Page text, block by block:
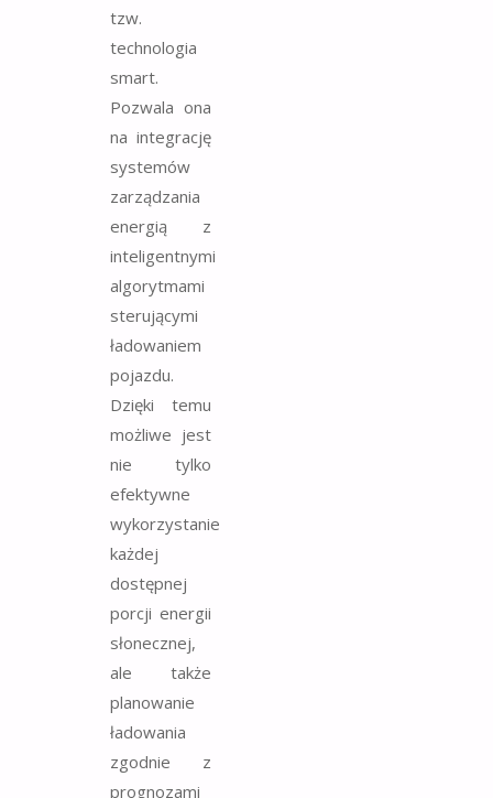
tzw.
technologia
smart.
Pozwala ona
na integrację
systemów
zarządzania
energią z
inteligentnymi
algorytmami
sterującymi
ładowaniem
pojazdu.
Dzięki temu
możliwe jest
nie tylko
efektywne
wykorzystanie
każdej
dostępnej
porcji energii
słonecznej,
ale także
planowanie
ładowania
zgodnie z
prognozami